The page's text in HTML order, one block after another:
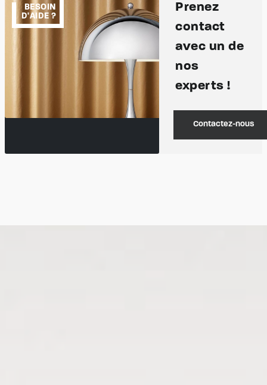
BESOIN
D'AIDE ?
Prenez
contact
avec un de
nos
experts !
Contactez-nous